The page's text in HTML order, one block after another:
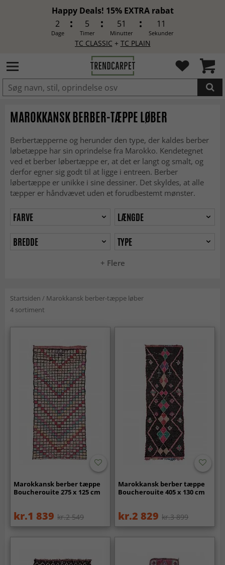
Happy Deals! 15% EXTRA rabat
2
Dage
5
Timer
51
Minutter
10
Sekunder
TC CLASSIC + TC PLAIN
LAGT I INDKØBSKURVEN.
MAROKKANSK BERBER-TÆPPE LØBER
Berbertæpperne og herunder den type, der kaldes berber
løbetæppe har sin oprindelse fra Marokko. Kendetegnet
ved et berber løbertæppe er, at det er langt og smalt, og
derfor egner sig godt til at ligge i entreen. Berber
løbertæppe er unikke i sine dessiner. Det skyldes, at alle
tæpper er håndvævet uden et forudbestemt mønster.
+ Flere
FARVE
LÆNGDE
BREDDE
TYPE
Startsiden / Marokkansk berber-tæppe løber
4 sortiment
Marokkansk berber tæppe
Boucherouite 275 x 125 cm
kr.1 839 kr.2 549
Marokkansk berber tæppe
Boucherouite 405 x 130 cm
kr.2 829 kr.3 899